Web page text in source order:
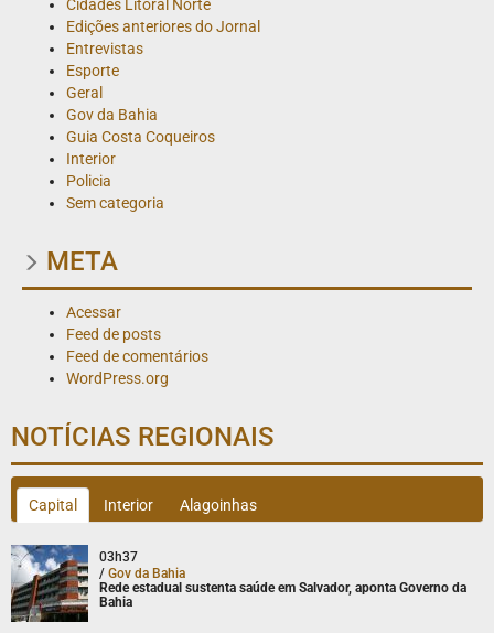
Cidades Litoral Norte
Edições anteriores do Jornal
Entrevistas
Esporte
Geral
Gov da Bahia
Guia Costa Coqueiros
Interior
Policia
Sem categoria
META
Acessar
Feed de posts
Feed de comentários
WordPress.org
NOTÍCIAS REGIONAIS
Capital Interior Alagoinhas
03h37
/ Gov da Bahia
Rede estadual sustenta saúde em Salvador, aponta Governo da
Bahia